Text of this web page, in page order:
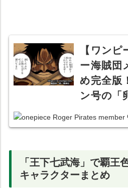
【ワン
ー海賊団
め完全版
ン号の「
【海賊旗
「王下七武海」で覇王
キャラクターまとめ